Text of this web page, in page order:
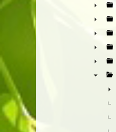
►
►
►
►
►
►
►